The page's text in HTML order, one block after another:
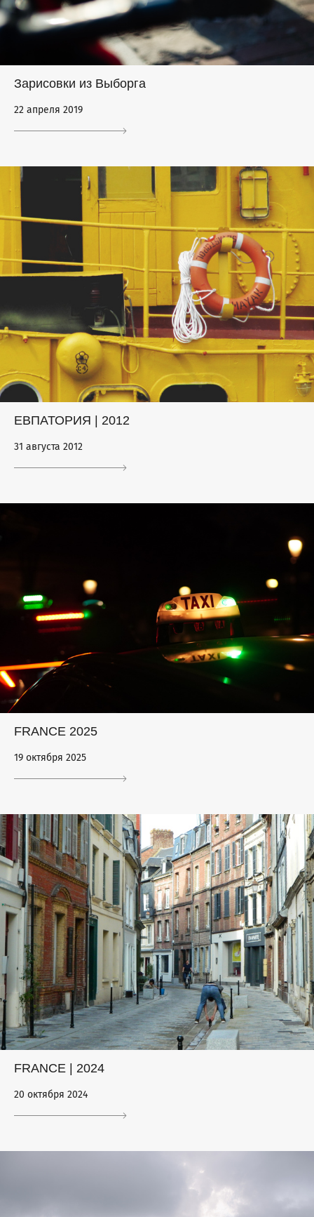
Зарисовки из Выборга
22 апреля 2019
ЕВПАТОРИЯ | 2012
31 августа 2012
FRANCE 2025
19 октября 2025
FRANCE | 2024
20 октября 2024